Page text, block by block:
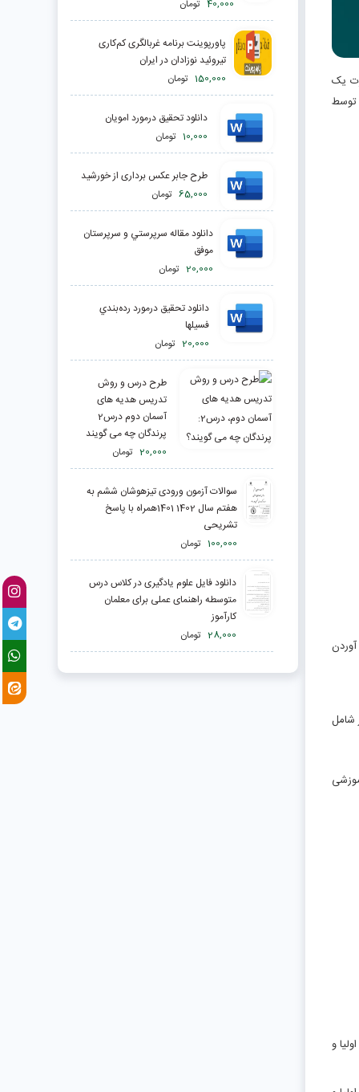
40,000 تومان
پاورپوینت برنامه غربالگری کم‌کاری
تیروئید نوزادان در ایران
150,000 تومان
دانلود تحقیق درمورد امویان
10,000 تومان
طرح جابر عکس برداری از خورشید
65,000 تومان
دانلود مقاله سرپرستي و سرپرستان
موفق
20,000 تومان
دانلود تحقیق درمورد رده‌بندي
فسيلها
20,000 تومان
طرح درس و روش
تدریس هدیه های
آسمان دوم درس2
پرندگان چه می گویند
20,000 تومان
سوالات آزمون ورودی تیزهوشان ششم به
هفتم سال 1402 1401همراه با پاسخ
تشریحی
100,000 تومان
دانلود فایل علوم یادگیری در کلاس درس
متوسطه راهنمای عملی برای معلمان
کارآموز
28,000 تومان
یک
شامل
و